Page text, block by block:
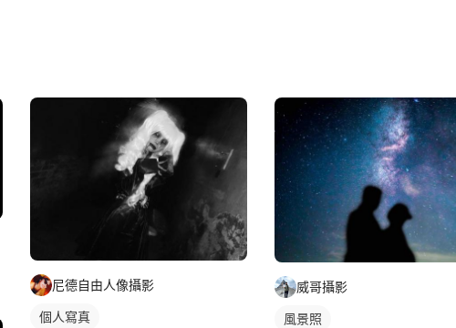
尼德自由人像攝影
個人寫真
威哥攝影
風景照